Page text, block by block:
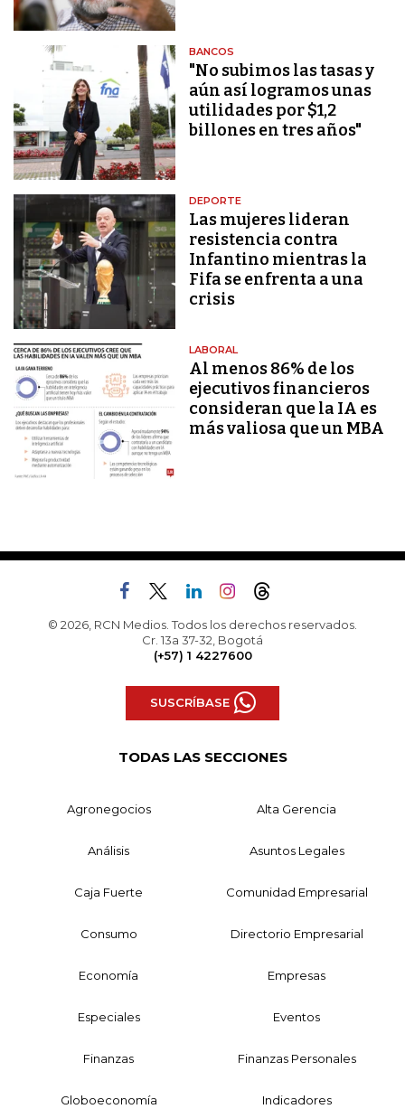
BANCOS
"No subimos las tasas y
aún así logramos unas
utilidades por $1,2
billones en tres años"
DEPORTE
Las mujeres lideran
resistencia contra
Infantino mientras la
Fifa se enfrenta a una
crisis
LABORAL
Al menos 86% de los
ejecutivos financieros
consideran que la IA es
más valiosa que un MBA
© 2026, RCN Medios. Todos los derechos reservados.
Cr. 13a 37-32, Bogotá
(+57) 1 4227600
SUSCRÍBASE
TODAS LAS SECCIONES
Agronegocios Alta Gerencia
Análisis Asuntos Legales
Caja Fuerte Comunidad Empresarial
Consumo Directorio Empresarial
Economía Empresas
Especiales Eventos
Finanzas Finanzas Personales
Globoeconomía Indicadores